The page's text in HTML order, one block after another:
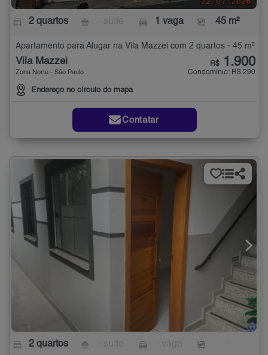
2 quartos 1 vaga 45 m²
Apartamento para Alugar na Vila Mazzei com 2 quartos - 45 m²
Vila Mazzei
Zona Norte - São Paulo
Endereço no círculo do mapa
R$ 1.900
Condomínio: R$ 290
Contatar
2 quartos